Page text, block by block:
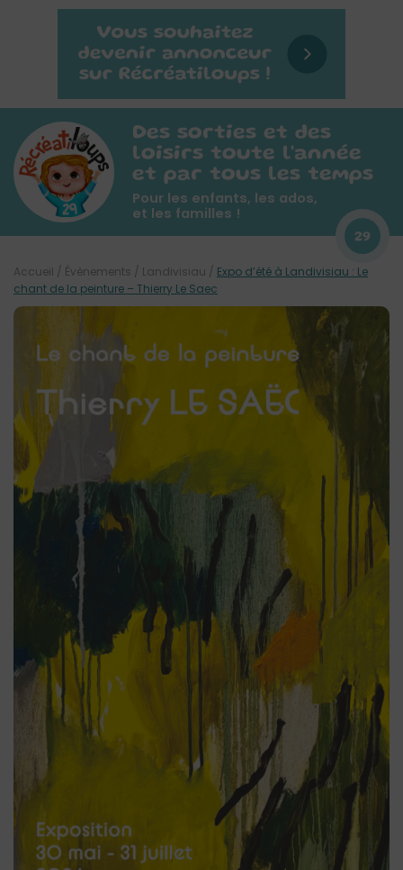
Des sorties et des
loisirs toute l'année
et par tous les temps
Pour les enfants, les ados,
et les familles !
29
Accueil / Évènements / Landivisiau / Expo d’été à Landivisiau : Le
chant de la peinture – Thierry Le Saec